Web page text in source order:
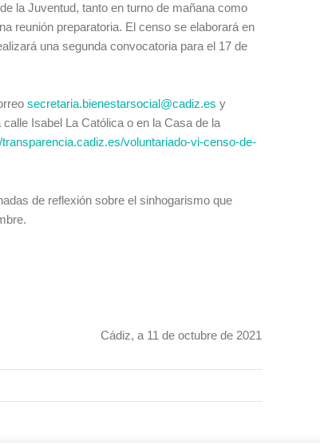
la Juventud, tanto en turno de mañana como
reunión preparatoria. El censo se elaborará en
una segunda convocatoria para el 17 de
secretaria.bienestarsocial@cadiz.es y
Isabel La Católica o en la Casa de la
transparencia.cadiz.es/voluntariado-vi-censo-de-
de reflexión sobre el sinhogarismo que
Cádiz, a 11 de octubre de 2021